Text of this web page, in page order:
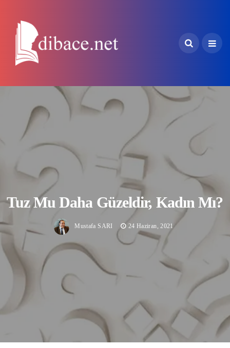
Tuz Mu Daha Güzeldir, Kadın Mı?
Mustafa SARI 24 Haziran, 2021